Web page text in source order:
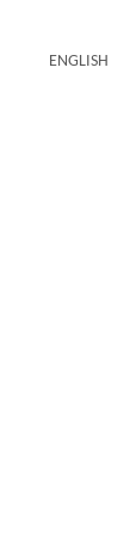
ENGLISH